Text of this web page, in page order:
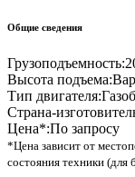
Общие сведения
Грузоподъемность:
Высота подъема:
Тип двигателя:
Страна-
Цена*:По запросу
*Цена зависит от
состояния техники (для